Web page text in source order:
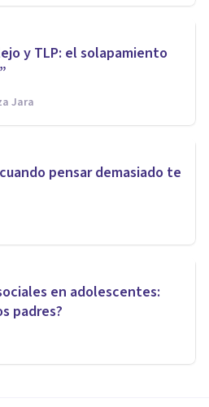
y TLP: el solapamiento
Jara
pensar demasiado te
en adolescentes:
padres?